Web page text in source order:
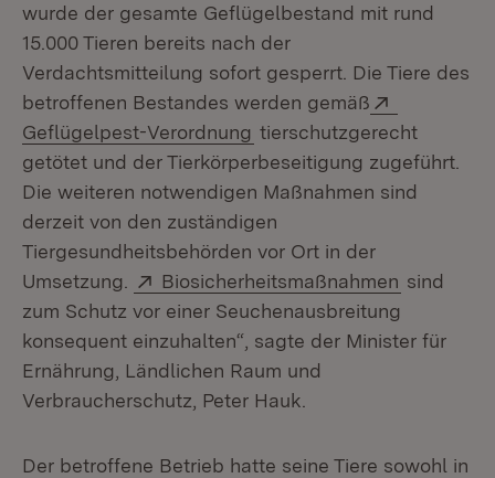
wurde der gesamte Geflügelbestand mit rund
15.000 Tieren bereits nach der
Verdachtsmitteilung sofort gesperrt. Die Tiere des
betroffenen Bestandes werden gemäß
Geflügelpest-Verordnung (Öffnet in neuem Fenster)
tierschutzgerecht
getötet und der Tierkörperbeseitigung zugeführt.
Die weiteren notwendigen Maßnahmen sind
derzeit von den zuständigen
Tiergesundheitsbehörden vor Ort in der
Umsetzung.
Extern:
Biosicherheitsmaßnahmen (Öffnet in
sind
zum Schutz vor einer Seuchenausbreitung
konsequent einzuhalten“, sagte der Minister für
Ernährung, Ländlichen Raum und
Verbraucherschutz, Peter Hauk.
Der betroffene Betrieb hatte seine Tiere sowohl in